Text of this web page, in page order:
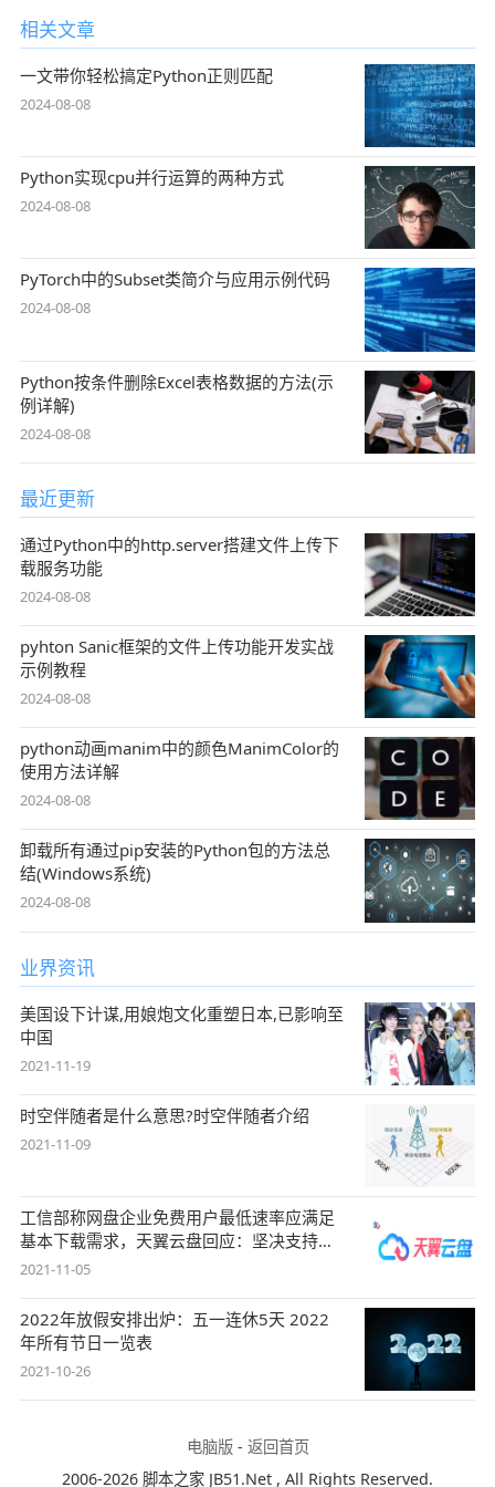
相关文章
一文带你轻松搞定Python正则匹配
2024-08-08
Python实现cpu并行运算的两种方式
2024-08-08
PyTorch中的Subset类简介与应用示例代码
2024-08-08
Python按条件删除Excel表格数据的方法(示
例详解)
2024-08-08
最近更新
通过Python中的http.server搭建文件上传下
载服务功能
2024-08-08
pyhton Sanic框架的文件上传功能开发实战
示例教程
2024-08-08
python动画manim中的颜色ManimColor的
使用方法详解
2024-08-08
卸载所有通过pip安装的Python包的方法总
结(Windows系统)
2024-08-08
业界资讯
美国设下计谋,用娘炮文化重塑日本,已影响至
中国
2021-11-19
时空伴随者是什么意思?时空伴随者介绍
2021-11-09
工信部称网盘企业免费用户最低速率应满足
基本下载需求，天翼云盘回应：坚决支持，
始终
2021-11-05
2022年放假安排出炉：五一连休5天 2022
年所有节日一览表
2021-10-26
电脑版- 返回首页
2006-2026 脚本之家 JB51.Net , All Rights Reserved.